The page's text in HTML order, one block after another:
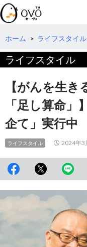
検
索
コ
テ
ツ
へ
ホーム > ライフスタイル
ライフスタイル
【がんを生
「足し算命」
企て」実行中
ライフスタイル 2024年3